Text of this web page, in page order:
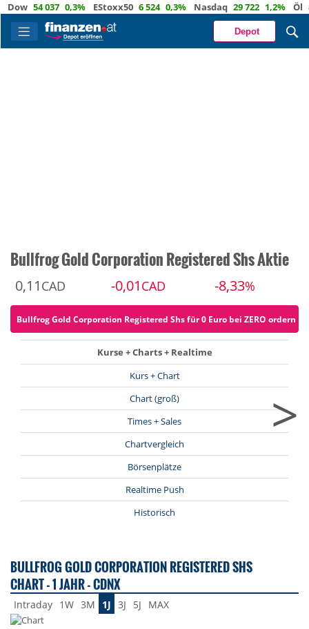
54 037 0,3% EStoxx50 6 524 0,3% Nasdaq 29 722 1,2% Öl 82,1
Depot
Bullfrog Gold Corporation Registered Shs Aktie
0,11 CAD -0,01 CAD -8,33%
Bullfrog Gold Corporation Registered Shs für 0 Euro bei ZERO ordern
Kurse + Charts + Realtime
Kurs + Chart
Chart (groß)
Times + Sales
Chartvergleich
Börsenplätze
Realtime Push
Historisch
>
BULLFROG GOLD CORPORATION REGISTERED SHS
CHART - 1 JAHR - CDNX
Intraday 1W 3M 1J 3J 5J MAX